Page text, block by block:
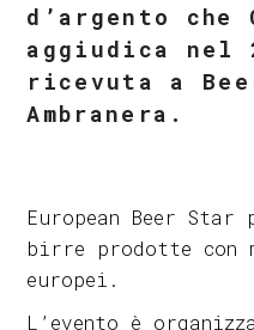
d’argento che
aggiudica nel
ricevuta a
Ambranera.
European Beer
birre prodotte con
europei.
L’evento è